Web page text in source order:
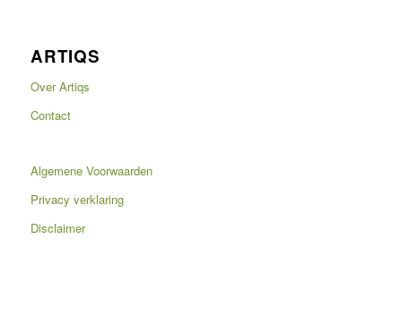
ARTIQS
Over Artiqs
Contact
Algemene Voorwaarden
Privacy verklaring
Disclaimer